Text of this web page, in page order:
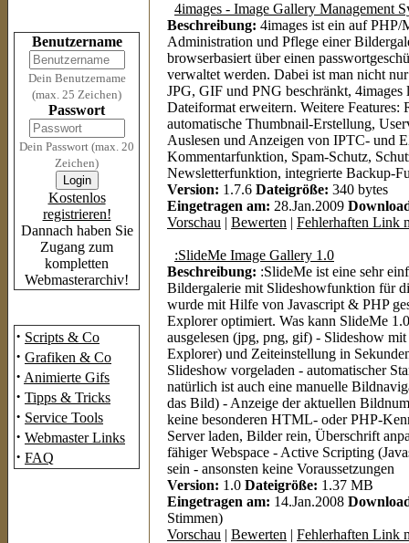
Benutzername
Dein Benutzername
(max. 25 Zeichen)
Passwort
Dein Passwort (max. 20
Zeichen)
Kostenlos
registrieren!
Dannach haben Sie
Zugang zum
kompletten
Webmasterarchiv!
· Scripts & Co
· Grafiken & Co
· Animierte Gifs
· Tipps & Tricks
· Service Tools
· Webmaster Links
· FAQ
4images - Image Gallery Management
Beschreibung: 4images ist ein auf PHP/
Administration und Pflege einer
browserbasiert über einen
verwaltet werden. Dabei ist man nicht
JPG, GIF und PNG beschränkt, 4images
Dateiformat erweitern. Weitere Features:
automatische Thumbnail-Erstellung,
Auslesen und Anzeigen von IPTC- und
Kommentarfunktion, Spam-Schutz,
Newsletterfunktion, integrierte Backup-
Version: 1.7.6 Dateigröße: 340 bytes
Eingetragen am: 28.Jan.2009
Vorschau | Bewerten | Fehlerhaften Link
:SlideMe Image Gallery 1.0
Beschreibung: :SlideMe ist eine sehr
Bildergalerie mit Slideshowfunktion für
wurde mit Hilfe von Javascript & PHP
Explorer optimiert. Was kann SlideMe
ausgelesen (jpg, png, gif) - Slideshow
Explorer) und Zeiteinstellung in
Slideshow vorgeladen - automatischer
natürlich ist auch eine manuelle
das Bild) - Anzeige der aktuellen
keine besonderen HTML- oder PHP-
Server laden, Bilder rein, Überschrift
fähiger Webspace - Active Scripting
sein - ansonsten keine Voraussetzungen
Version: 1.0 Dateigröße: 1.37 MB
Eingetragen am: 14.Jan.2008
Stimmen)
Vorschau | Bewerten | Fehlerhaften Link